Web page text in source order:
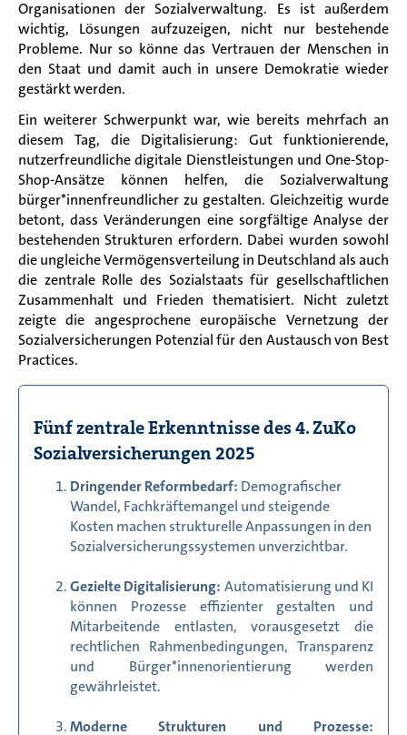
Organisationen der Sozialverwaltung. Es ist außerdem
wichtig, Lösungen aufzuzeigen, nicht nur bestehende
Probleme. Nur so könne das Vertrauen der Menschen in
den Staat und damit auch in unsere Demokratie wieder
gestärkt werden.
Ein weiterer Schwerpunkt war, wie bereits mehrfach an
diesem Tag, die Digitalisierung: Gut funktionierende,
nutzerfreundliche digitale Dienstleistungen und One-Stop-
Shop-Ansätze können helfen, die Sozialverwaltung
bürger*innenfreundlicher zu gestalten. Gleichzeitig wurde
betont, dass Veränderungen eine sorgfältige Analyse der
bestehenden Strukturen erfordern. Dabei wurden sowohl
die ungleiche Vermögensverteilung in Deutschland als auch
die zentrale Rolle des Sozialstaats für gesellschaftlichen
Zusammenhalt und Frieden thematisiert. Nicht zuletzt
zeigte die angesprochene europäische Vernetzung der
Sozialversicherungen Potenzial für den Austausch von Best
Practices.
Fünf zentrale Erkenntnisse des 4. ZuKo
Sozialversicherungen 2025
Dringender Reformbedarf: Demografischer
Wandel, Fachkräftemangel und steigende
Kosten machen strukturelle Anpassungen in den
Sozialversicherungssystemen unverzichtbar.
Gezielte Digitalisierung: Automatisierung und KI
können Prozesse effizienter gestalten und
Mitarbeitende entlasten, vorausgesetzt die
rechtlichen Rahmenbedingungen, Transparenz
und Bürger*innenorientierung werden
gewährleistet.
Moderne Strukturen und Prozesse: